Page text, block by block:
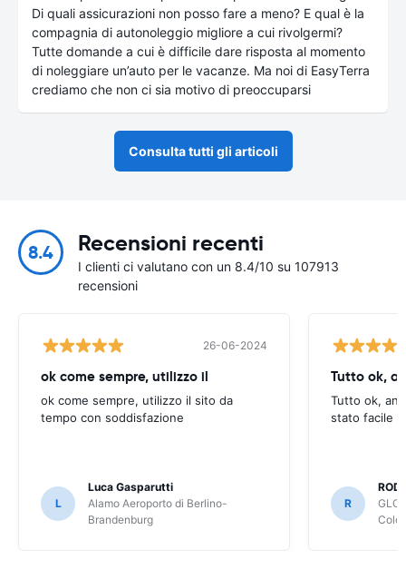
Di quali assicurazioni non posso fare a meno? E qual è la
compagnia di autonoleggio migliore a cui rivolgermi?
Tutte domande a cui è difficile dare risposta al momento
di noleggiare un’auto per le vacanze. Ma noi di EasyTerra
crediamo che non ci sia motivo di preoccuparsi
Consulta tutti gli articoli
8.4 Recensioni recenti
I clienti ci valutano con un 8.4/10 su 107913
recensioni
26-06-2024
ok come sempre, utilizzo il
ok come sempre, utilizzo il sito da
tempo con soddisfazione
L
Luca Gasparutti
Alamo Aeroporto di Berlino-
Brandenburg
Tutto ok,
Tutto ok,
stato facile
R